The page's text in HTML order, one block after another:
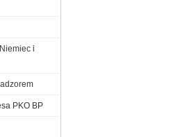
i
PKO BP